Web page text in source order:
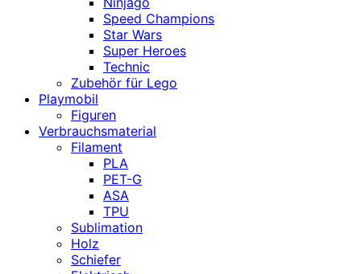
Speed Champions
Star Wars
Super Heroes
Technic
Zubehör für Lego
Playmobil
Figuren
Verbrauchsmaterial
Filament
PLA
PET-G
ASA
TPU
Sublimation
Holz
Schiefer